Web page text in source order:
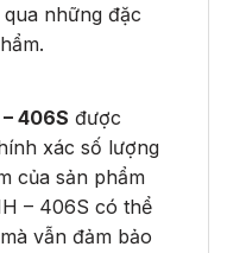
qua những đặc
406S được
xác số lượng
của sản phẩm
– 406S có thể
vẫn đảm bảo